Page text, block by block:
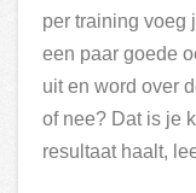
per training voeg
een paar goede
uit en word over
of nee? Dat is je
resultaat haalt,